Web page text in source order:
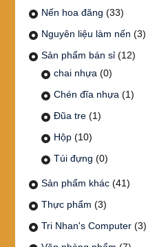
Nến hoa đăng (33)
Nguyên liệu làm nến (3)
Sản phẩm bán sỉ (12)
chai nhựa (0)
Chén đĩa nhựa (1)
Đũa tre (1)
Hộp (10)
Túi đựng (0)
Sản phẩm khác (41)
Thực phẩm (3)
Tri Nhan's Computer (3)